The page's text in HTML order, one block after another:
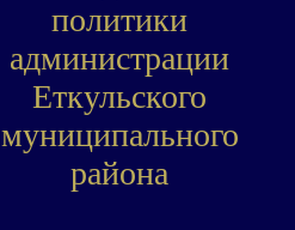
политики
администрации
Еткульского
муниципального
района